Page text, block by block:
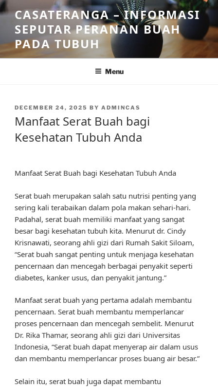
Skip
to
content
CASATERANGA – INFORMASI
SEPUTAR PERANAN BUAH
PADA TUBUH
Menu
POSTED
DECEMBER 24, 2025 BY ADMINCAS
Manfaat Serat Buah bagi
Kesehatan Tubuh Anda
Manfaat Serat Buah bagi Kesehatan Tubuh Anda
Serat buah merupakan salah satu nutrisi penting yang
sering kali terabaikan dalam pola makan sehari-hari.
Padahal, serat buah memiliki manfaat yang sangat
besar bagi kesehatan tubuh kita. Menurut dr. Cindy
Krisnawati, seorang ahli gizi dari Rumah Sakit Siloam,
“Serat buah sangat penting untuk menjaga kesehatan
pencernaan dan mencegah berbagai penyakit seperti
diabetes, kanker usus, dan penyakit jantung.”
Manfaat serat buah yang pertama adalah membantu
pencernaan. Serat buah membantu memperlancar
proses pencernaan dan mencegah sembelit. Menurut
Dr. Rika Thamar, seorang ahli gizi dari Universitas
Indonesia, “Serat buah dapat menyerap air dalam usus
dan membantu memperlancar proses buang air besar.”
Selain itu, serat buah juga dapat membantu